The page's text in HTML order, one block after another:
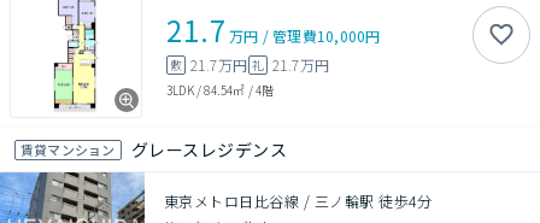
21.7 万円 /管理費10,000円
敷 21.7万円 礼 21.7万円
3LDK/84.54㎡ /4階
賃貸マンション グレースレジデンス
東京メトロ日比谷線 / 三ノ輪駅 徒歩4分